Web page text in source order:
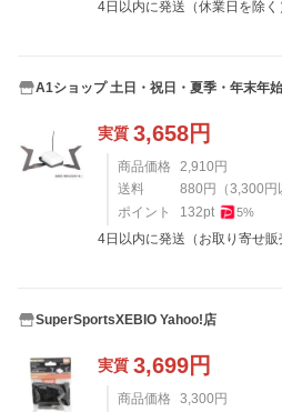
4日以内に発送（休業日を除く
A1ショップ 土日・祝日・夏季・年末年
実質 3,658円
商品価格 2,910 円
送料
880 円 （3,300 円
ポイント
132pt 5%
4日以内に発送（お取り寄せ販
SuperSportsXEBIO Yahoo!店
実質 3,699円
商品価格 3,300 円